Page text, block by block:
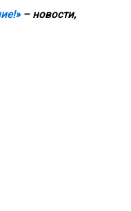
– новости,